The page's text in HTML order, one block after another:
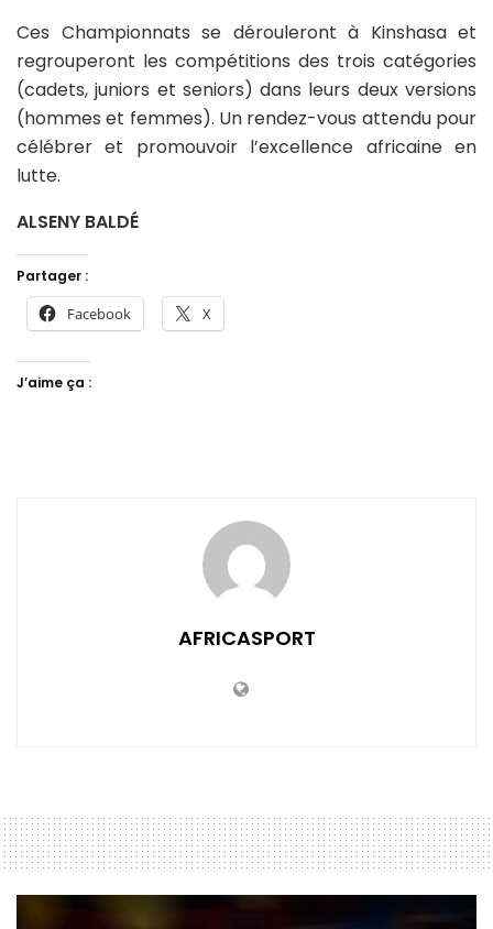
Ces Championnats se dérouleront à Kinshasa et
regrouperont les compétitions des trois catégories
(cadets, juniors et seniors) dans leurs deux versions
(hommes et femmes). Un rendez-vous attendu pour
célébrer et promouvoir l’excellence africaine en
lutte.
ALSENY BALDÉ
Partager :
Facebook X
J’aime ça :
AFRICASPORT